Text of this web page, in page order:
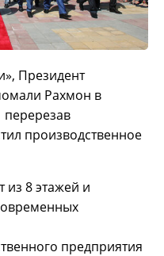
Президент
Рахмон в
перерезав
производственное
из 8 этажей и
предприятия